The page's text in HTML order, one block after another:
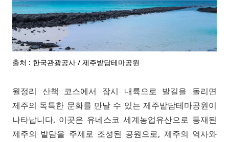
출처 : 한국관광공사 / 제주밭담테마공원
월정리 산책 코스에서 잠시 내륙으로 발길을 돌리면
제주의 독특한 문화를 만날 수 있는 제주밭담테마공원이
나타납니다. 이곳은 유네스코 세계농업유산으로 등재된
제주의 밭담을 주제로 조성된 공원으로, 제주의 역사와